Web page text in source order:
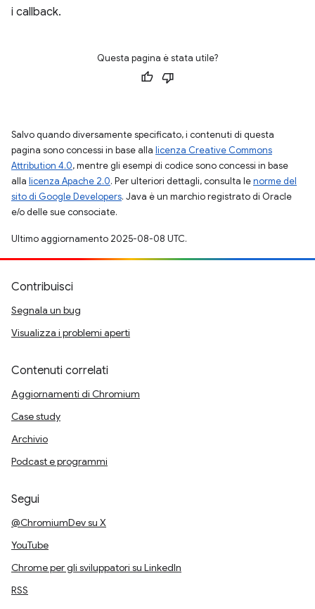
i callback.
Questa pagina è stata utile?
Salvo quando diversamente specificato, i contenuti di questa
pagina sono concessi in base alla licenza Creative Commons
Attribution 4.0, mentre gli esempi di codice sono concessi in base
alla licenza Apache 2.0. Per ulteriori dettagli, consulta lenorme del
sito di Google Developers. Java è un marchio registrato di Oracle
e/o delle sue consociate.
Ultimo aggiornamento 2025-08-08 UTC.
Contribuisci
Segnala un bug
Visualizza i problemi aperti
Contenuti correlati
Aggiornamenti di Chromium
Case study
Archivio
Podcast e programmi
Segui
@ChromiumDev su X
YouTube
Chrome per gli sviluppatori su LinkedIn
RSS